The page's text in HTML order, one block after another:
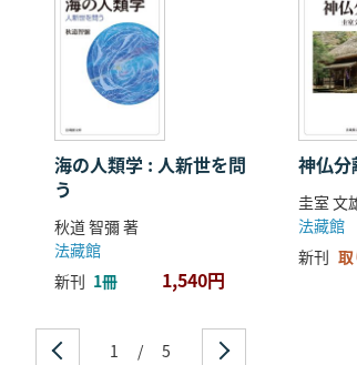
海の人類学 : 人新世を問
う
秋道 智彌 著
法藏館
新刊 1冊 1,540円
神仏分
圭室 文
法藏館
新刊
1 / 5